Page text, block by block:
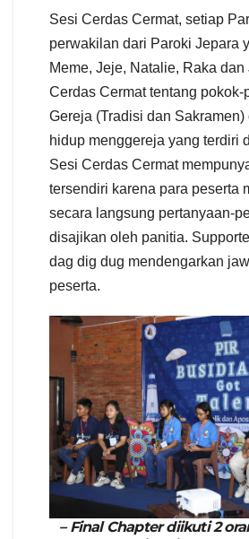
Sesi Cerdas Cermat, setiap
perwakilan dari Paroki Jepara
Meme, Jeje, Natalie, Raka dan
Cerdas Cermat tentang pokok-
Gereja (Tradisi dan Sakramen)
hidup menggereja yang terdiri
Sesi Cerdas Cermat
tersendiri karena para peserta
secara langsung pertanyaan-
disajikan oleh panitia.
dag dig dug mendengarkan
peserta.
– Final Chapter diikuti 2